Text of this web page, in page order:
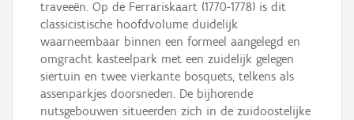
traveeën. Op de Ferrariskaart (1770-1778) is dit
classicistische hoofdvolume duidelijk
waarneembaar binnen een formeel aangelegd en
omgracht kasteelpark met een zuidelijk gelegen
siertuin en twee vierkante bosquets, telkens als
assenparkjes doorsneden. De bijhorende
nutsgebouwen situeerden zich in de zuidoostelijke